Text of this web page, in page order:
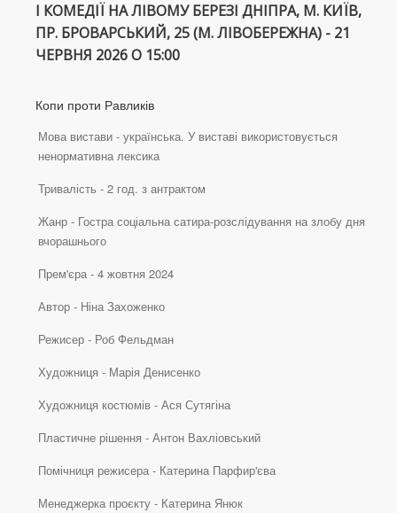
І КОМЕДІЇ НА ЛІВОМУ БЕРЕЗІ ДНІПРА, М. КИЇВ,
ПР. БРОВАРСЬКИЙ, 25 (М. ЛІВОБЕРЕЖНА) - 21
ЧЕРВНЯ 2026 О 15:00
Копи проти Равликів
Мова вистави - українська. У виставі використовується
ненормативна лексика
Тривалість - 2 год. з антрактом
Жанр - Гостра соціальна сатира-розслідування на злобу дня
вчорашнього
Прем'єра - 4 жовтня 2024
Автор - Ніна Захоженко
Режисер - Роб Фельдман
Художниця - Марія Денисенко
Художниця костюмів - Ася Сутягіна
Пластичне рішення - Антон Вахліовський
Помічниця режисера - Катерина Парфир'єва
Менеджерка проєкту - Катерина Янюк